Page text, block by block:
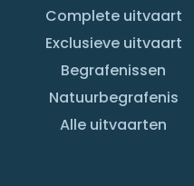
Complete uitvaart
Exclusieve uitvaart
Begrafenissen
Natuurbegrafenis
Alle uitvaarten